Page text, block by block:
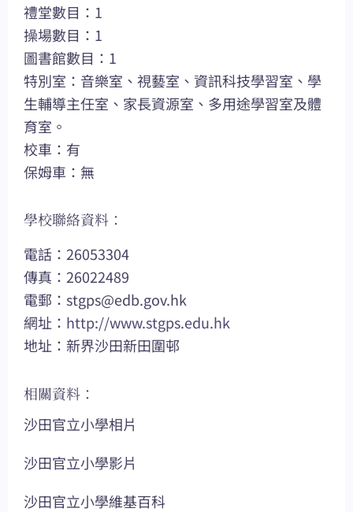
禮堂數目：1
操場數目：1
圖書館數目：1
特別室：音樂室、視藝室、資訊科技學習室、學
生輔導主任室、家長資源室、多用途學習室及體
育室。
校車：有
保姆車：無
學校聯絡資料：
電話：26053304
傳真：26022489
電郵： stgps@edb.gov.hk
網址： http://www.stgps.edu.hk
地址：新界沙田新田圍邨
相關資料：
沙田官立小學相片
沙田官立小學影片
沙田官立小學維基百科